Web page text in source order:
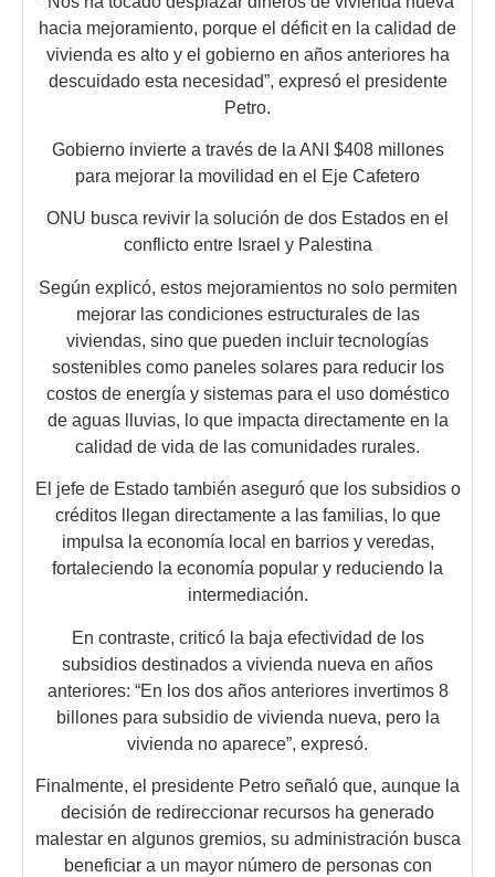
hacia mejoramiento, porque el déficit en la calidad de
vivienda es alto y el gobierno en años anteriores ha
descuidado esta necesidad”, expresó el presidente
Petro.
Gobierno invierte a través de la ANI $408 millones
para mejorar la movilidad en el Eje Cafetero
ONU busca revivir la solución de dos Estados en el
conflicto entre Israel y Palestina
Según explicó, estos mejoramientos no solo permiten
mejorar las condiciones estructurales de las
viviendas, sino que pueden incluir tecnologías
sostenibles como paneles solares para reducir los
costos de energía y sistemas para el uso doméstico
de aguas lluvias, lo que impacta directamente en la
calidad de vida de las comunidades rurales.
El jefe de Estado también aseguró que los subsidios o
créditos llegan directamente a las familias, lo que
impulsa la economía local en barrios y veredas,
fortaleciendo la economía popular y reduciendo la
intermediación.
En contraste, criticó la baja efectividad de los
subsidios destinados a vivienda nueva en años
anteriores: “En los dos años anteriores invertimos 8
billones para subsidio de vivienda nueva, pero la
vivienda no aparece”, expresó.
Finalmente, el presidente Petro señaló que, aunque la
decisión de redireccionar recursos ha generado
malestar en algunos gremios, su administración busca
beneficiar a un mayor número de personas con